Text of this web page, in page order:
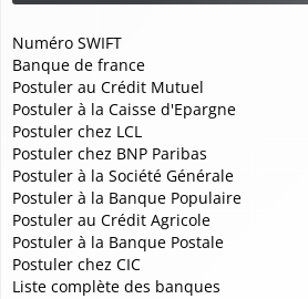
Numéro SWIFT
Banque de france
Postuler au Crédit Mutuel
Postuler à la Caisse d'Epargne
Postuler chez LCL
Postuler chez BNP Paribas
Postuler à la Société Générale
Postuler à la Banque Populaire
Postuler au Crédit Agricole
Postuler à la Banque Postale
Postuler chez CIC
Liste complète des banques